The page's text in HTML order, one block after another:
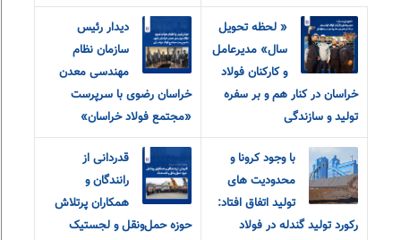
« لحظه تحویل
سال» مدیرعامل
و‌ کارکنان فولاد
خراسان در کنار هم و بر سفره
تولید و سازندگی
دیدار رئیس
سازمان نظام
مهندسی معدن
خراسان رضوی با سرپرست
«مجتمع فولاد خراسان»
با وجود کرونا و
محدودیت های
تولید اتفاق افتاد:
رکورد تولید گندله در فولاد
قدردانی از
رانندگان و
همکاران پرتلاش
حوزه حمل‌ونقل و لجستیک